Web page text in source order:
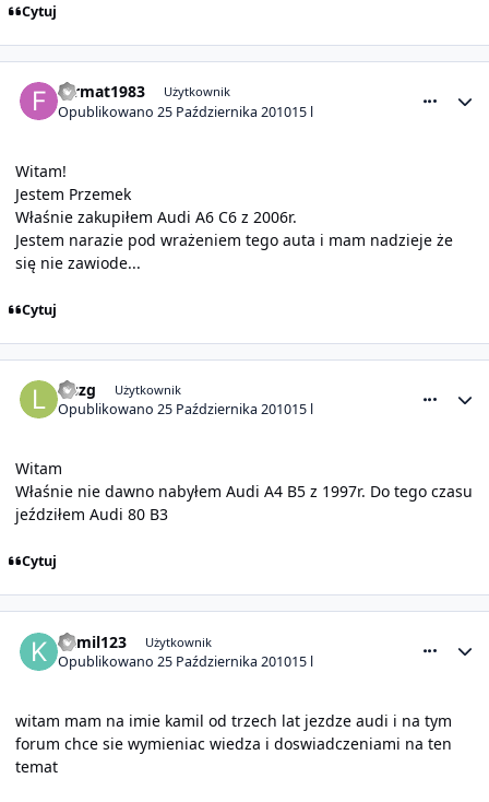
Cytuj
format1983 Użytkownik
Opublikowano25 Października 201015 l
Witam!
Jestem Przemek
Właśnie zakupiłem Audi A6 C6 z 2006r.
Jestem narazie pod wrażeniem tego auta i mam nadzieje że
się nie zawiode...
Cytuj
leszg Użytkownik
Opublikowano25 Października 201015 l
Witam
Właśnie nie dawno nabyłem Audi A4 B5 z 1997r. Do tego czasu
jeździłem Audi 80 B3
Cytuj
kamil123 Użytkownik
Opublikowano25 Października 201015 l
witam mam na imie kamil od trzech lat jezdze audi i na tym
forum chce sie wymieniac wiedza i doswiadczeniami na ten
temat